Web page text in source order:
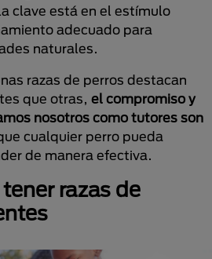
clave está en el estímulo
adecuado para
naturales.
razas de perros destacan
que otras, el compromiso y
nosotros como tutores son
cualquier perro pueda
de manera efectiva.
razas de